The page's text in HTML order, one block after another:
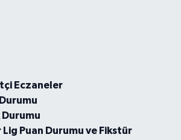
Eczaneler
Durumu
Lig Puan Durumu ve Fikstür